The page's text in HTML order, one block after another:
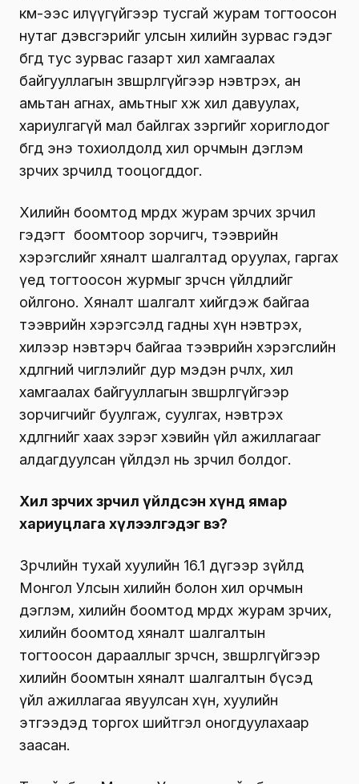
км-ээс илүүгүйгээр тусгай журам тогтоосон
нутаг дэвсгэрийг улсын хилийн зурвас гэдэг
бөгөөд тус зурвас газарт хил хамгаалах
байгууллагын зөвшөөрөлгүйгээр нэвтрэх, ан
амьтан агнах, амьтныг хөөж хил давуулах,
хариулгагүй мал байлгах зэргийг хориглодог
бөгөөд энэ тохиолдолд хил орчмын дэглэм
зөрчих зөрчилд тооцогддог.
Хилийн боомтод мөрдөх журам зөрчих зөрчил
гэдэгт боомтоор зорчигч, тээврийн
хэрэгслийг хяналт шалгалтад оруулах, гаргах
үед тогтоосон журмыг зөрчсөн үйлдлийг
ойлгоно. Хяналт шалгалт хийгдэж байгаа
тээврийн хэрэгсэлд гадны хүн нэвтрэх,
хилээр нэвтэрч байгаа тээврийн хэрэгслийн
хөдөлгөөний чиглэлийг дур мэдэн өөрчлөх, хил
хамгаалах байгууллагын зөвшөөрөлгүйгээр
зорчигчийг буулгаж, суулгах, нэвтрэх
хөдөлгөөнийг хаах зэрэг хэвийн үйл ажиллагааг
алдагдуулсан үйлдэл нь зөрчил болдог.
Хил зөрчих зөрчил үйлдсэн хүнд ямар
хариуцлага хүлээлгэдэг вэ?
Зөрчлийн тухай хуулийн 16.1 дүгээр зүйлд
Монгол Улсын хилийн болон хил орчмын
дэглэм, хилийн боомтод мөрдөх журам зөрчих,
хилийн боомтод хяналт шалгалтын
тогтоосон дарааллыг зөрчсөн, зөвшөөрөлгүйгээр
хилийн боомтын хяналт шалгалтын бүсэд
үйл ажиллагаа явуулсан хүн, хуулийн
этгээдэд торгох шийтгэл оногдуулахаар
заасан.